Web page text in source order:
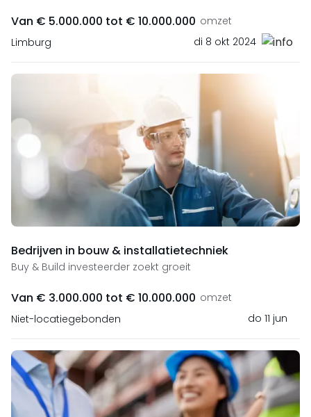
Van € 5.000.000 tot € 10.000.000 omzet
Limburg
di 8 okt 2024
Bedrijven in bouw & installatietechniek
Buy & Build investeerder zoekt groeit
Van € 3.000.000 tot € 10.000.000 omzet
Niet-locatiegebonden
do 11 jun